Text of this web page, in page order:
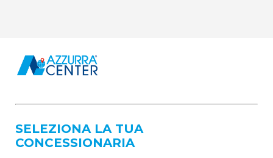
SELEZIONA LA TUA
CONCESSIONARIA